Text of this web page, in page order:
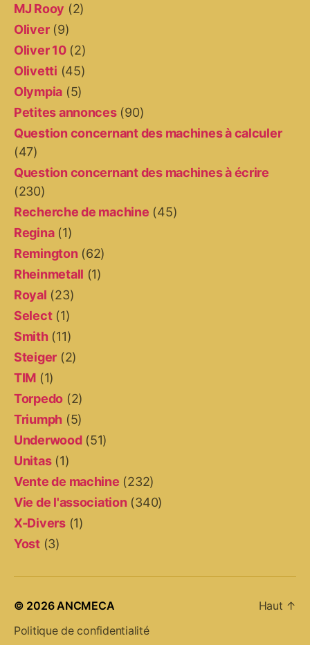
MJ Rooy (2)
Oliver(9)
Oliver 10(2)
Olivetti (45)
Olympia (5)
Petites annonces(90)
Question concernant des machines à calculer
(47)
Question concernant des machines à écrire
(230)
Recherche de machine (45)
Regina(1)
Remington (62)
Rheinmetall (1)
Royal (23)
Select(1)
Smith(11)
Steiger (2)
TIM (1)
Torpedo (2)
Triumph (5)
Underwood(51)
Unitas(1)
Vente de machine (232)
Vie de l'association (340)
X-Divers(1)
Yost(3)
© 2026 ANCMECA
Politique de confidentialité
Haut ↑